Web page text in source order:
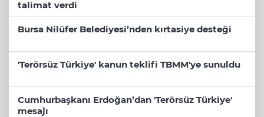
talimat verdi
Bursa Nilüfer Belediyesi’nden kırtasiye desteği
'Terörsüz Türkiye' kanun teklifi TBMM'ye sunuldu
Cumhurbaşkanı Erdoğan’dan 'Terörsüz Türkiye'
mesajı